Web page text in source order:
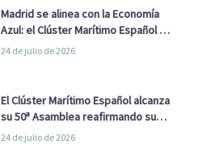
Madrid se alinea con la Economía
Azul: el Clúster Marítimo Español y
la Real Liga Naval avanzan alianzas
24 de julio de 2026
El Clúster Marítimo Español alcanza
su 50ª Asamblea reafirmando su
liderazgo en la Economía Azul
24 de julio de 2026